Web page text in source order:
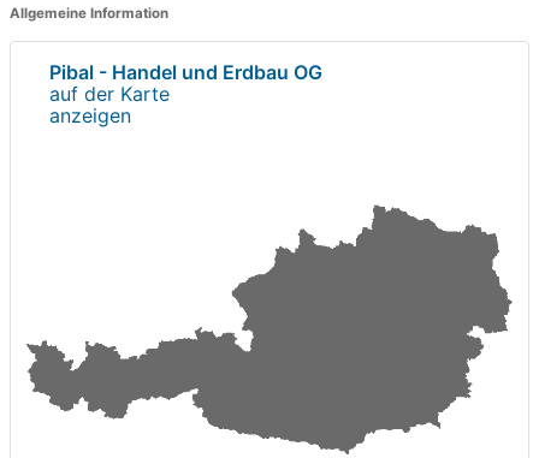
Allgemeine Information
Pibal - Handel und Erdbau OG
auf der Karte
anzeigen